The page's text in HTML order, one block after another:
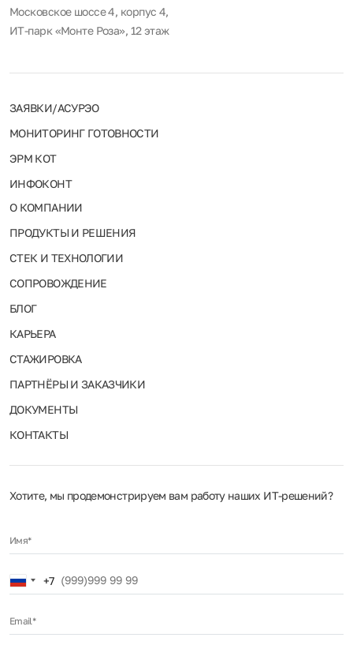
Московское шоссе 4, корпус 4,
ИТ-парк «Монте Роза», 12 этаж
ЗАЯВКИ/АСУРЭО
МОНИТОРИНГ ГОТОВНОСТИ
ЭРМ КОТ
ИНФОКОНТ
О КОМПАНИИ
ПРОДУКТЫ И РЕШЕНИЯ
СТЕК И ТЕХНОЛОГИИ
СОПРОВОЖДЕНИЕ
БЛОГ
КАРЬЕРА
СТАЖИРОВКА
ПАРТНЁРЫ И ЗАКАЗЧИКИ
ДОКУМЕНТЫ
КОНТАКТЫ
Хотите, мы продемонстрируем вам работу наших ИТ‑решений?
Имя*
Russia
+7
+7
Email*